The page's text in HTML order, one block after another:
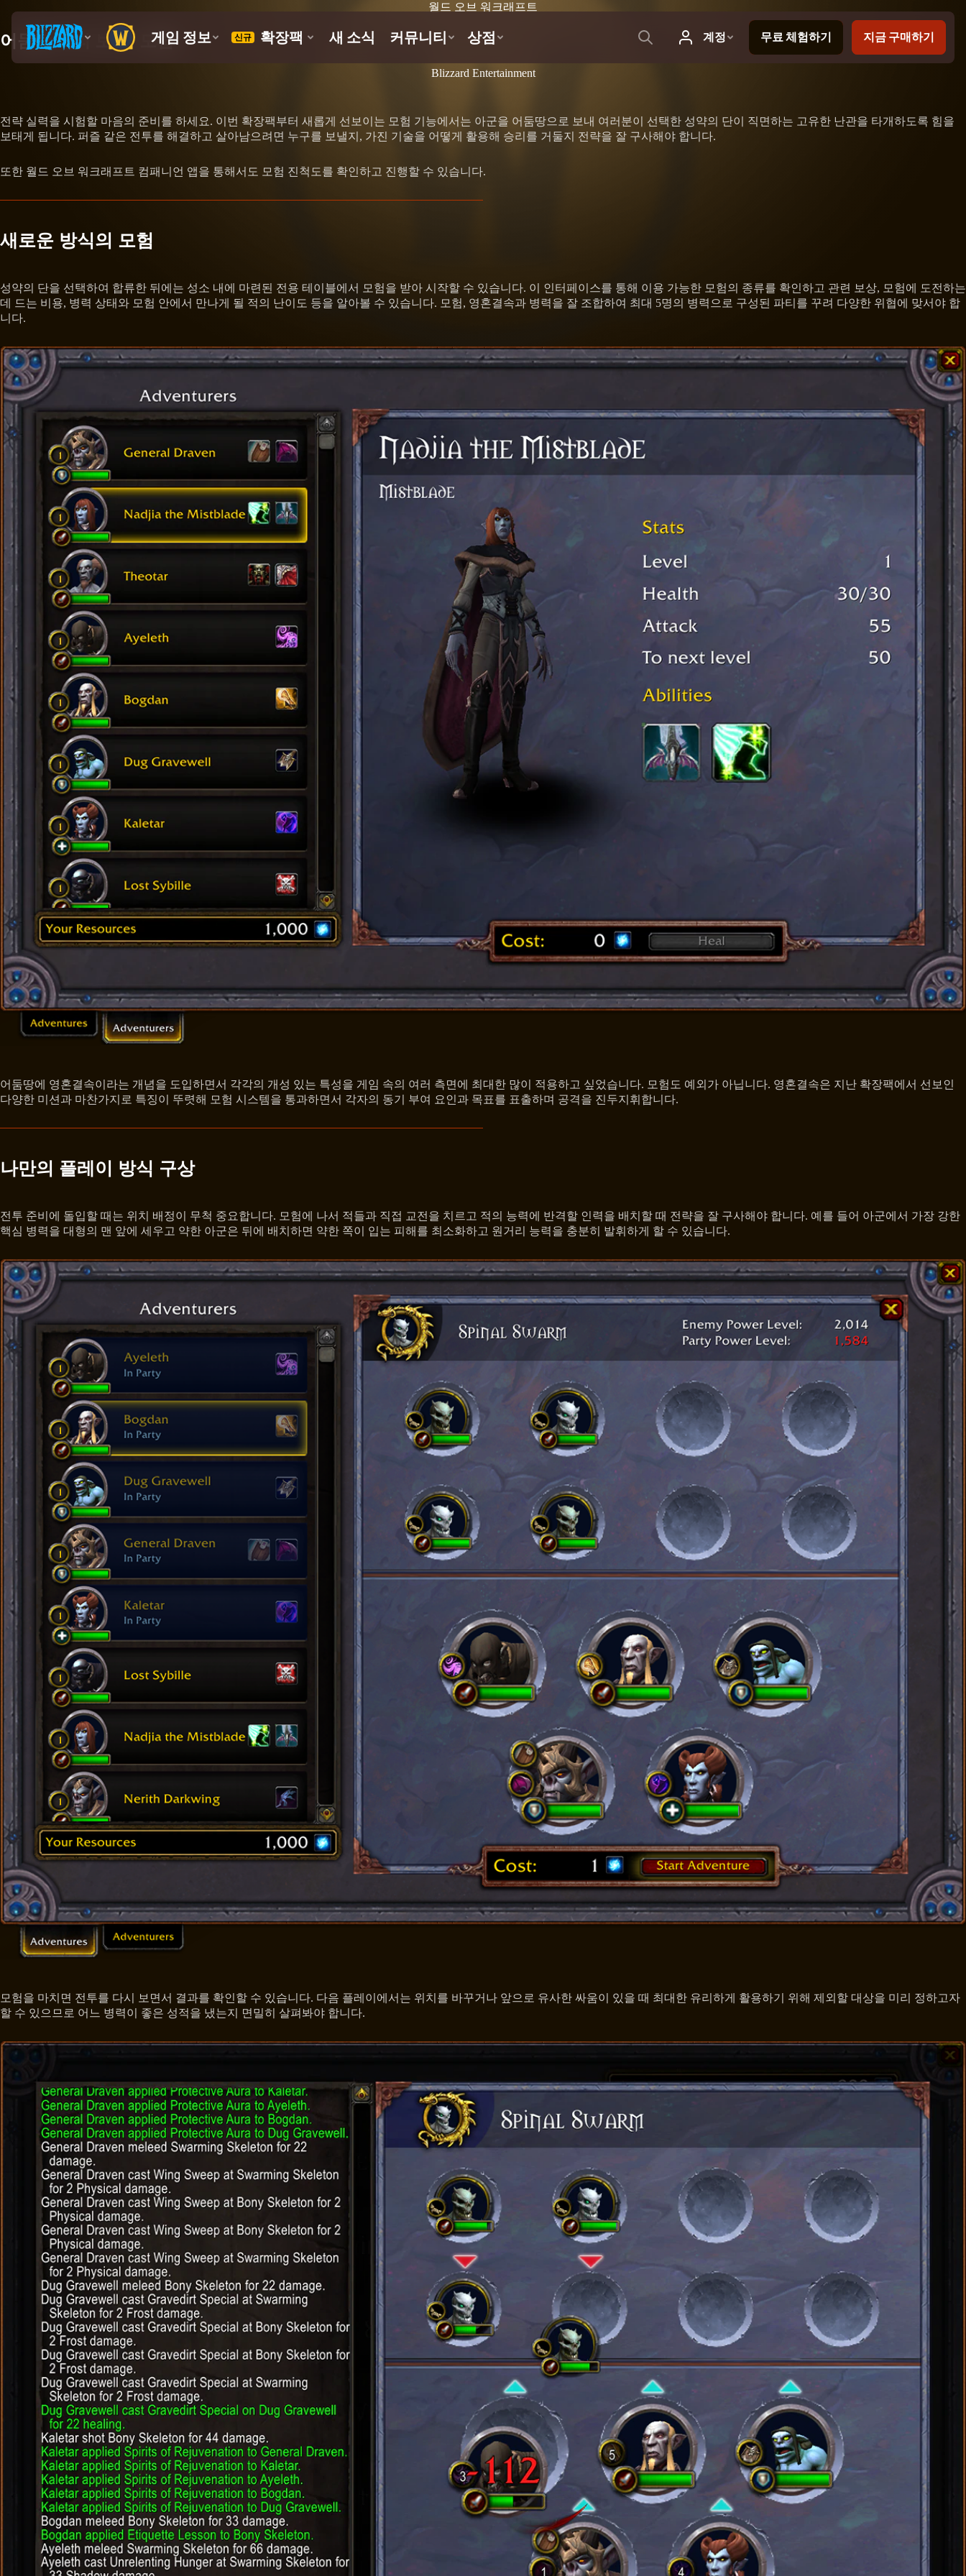
월드 오브 워크래프트
어둠땅 미리 보기: 모험
Blizzard Entertainment
전략 실력을 시험할 마음의 준비를 하세요. 이번 확장팩부터 새롭게 선보이는 모험 기능에서는 아군을 어둠땅으로 보내 여러분이 선택한 성약의 단이 직면하는 고유한 난관을 타개하도록 힘을
보태게 됩니다. 퍼즐 같은 전투를 해결하고 살아남으려면 누구를 보낼지, 가진 기술을 어떻게 활용해 승리를 거둘지 전략을 잘 구사해야 합니다.
또한 월드 오브 워크래프트 컴패니언 앱을 통해서도 모험 진척도를 확인하고 진행할 수 있습니다.
새로운 방식의 모험
성약의 단을 선택하여 합류한 뒤에는 성소 내에 마련된 전용 테이블에서 모험을 받아 시작할 수 있습니다. 이 인터페이스를 통해 이용 가능한 모험의 종류를 확인하고 관련 보상, 모험에 도전하는
데 드는 비용, 병력 상태와 모험 안에서 만나게 될 적의 난이도 등을 알아볼 수 있습니다. 모험, 영혼결속과 병력을 잘 조합하여 최대 5명의 병력으로 구성된 파티를 꾸려 다양한 위협에 맞서야 합
니다.
어둠땅에 영혼결속이라는 개념을 도입하면서 각각의 개성 있는 특성을 게임 속의 여러 측면에 최대한 많이 적용하고 싶었습니다. 모험도 예외가 아닙니다. 영혼결속은 지난 확장팩에서 선보인
다양한 미션과 마찬가지로 특징이 뚜렷해 모험 시스템을 통과하면서 각자의 동기 부여 요인과 목표를 표출하며 공격을 진두지휘합니다.
나만의 플레이 방식 구상
전투 준비에 돌입할 때는 위치 배정이 무척 중요합니다. 모험에 나서 적들과 직접 교전을 치르고 적의 능력에 반격할 인력을 배치할 때 전략을 잘 구사해야 합니다. 예를 들어 아군에서 가장 강한
핵심 병력을 대형의 맨 앞에 세우고 약한 아군은 뒤에 배치하면 약한 쪽이 입는 피해를 최소화하고 원거리 능력을 충분히 발휘하게 할 수 있습니다.
모험을 마치면 전투를 다시 보면서 결과를 확인할 수 있습니다. 다음 플레이에서는 위치를 바꾸거나 앞으로 유사한 싸움이 있을 때 최대한 유리하게 활용하기 위해 제외할 대상을 미리 정하고자
할 수 있으므로 어느 병력이 좋은 성적을 냈는지 면밀히 살펴봐야 합니다.